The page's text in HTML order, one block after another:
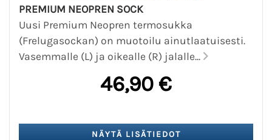
PREMIUM NEOPREN SOCK
Uusi Premium Neopren termosukka
(Frelugasockan) on muotoilu ainutlaatuisesti.
Vasemmalle (L) ja oikealle (R) jalalle...
46,90 €